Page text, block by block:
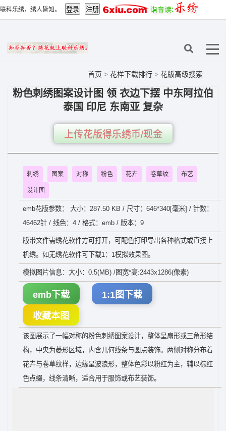
联科乐绣，绣人皆知。
首页 > 花样下载排行 > 花版高级搜索
粉色刺绣图案设计图 领 衣边下摆 中东阿拉伯
泰国 印尼 东南亚 复杂
上传花版得乐绣币/现金
刺绣 图案 对称 粉色 花卉 卷草纹 布艺
设计图
emb花版参数： 大小：287.50 KB / 尺寸：646*340[毫米] / 针数：
46462针 / 线色：4 / 格式：emb / 版本：9
版带文件需绣花软件方可打开，可配色打印导出各种格式或直接上
机绣。如无绣花软件可下载1：1模拟效果图。
模拟图片信息：大小：0.5(MB) /图宽*高:2443x1286(像素)
emb下载 1:1图下载
收藏本图
该图展示了一幅对称的粉色刺绣图案设计，整体呈扇形或三角形结
构，中央为菱形区域，内含几何线条与圆点装饰。两侧对称分布着
花卉与卷草纹样，边缘呈波浪形，整体色彩以粉红为主，辅以棕红
色点缀，线条清晰，适合用于服饰或布艺装饰。